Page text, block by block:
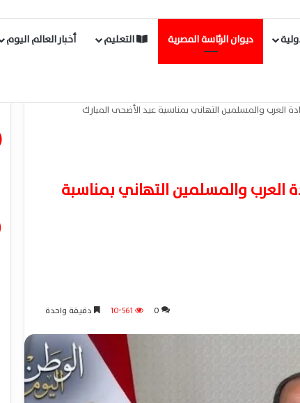
ديوان الرئاسة المصرية التعليم أخبار العالم اليوم
العرب والمسلمين التهاني بمناسبة عيد الأضحى المبارك
العرب والمسلمين التهاني بمناسبة
0 10٬561 دقيقة واحدة